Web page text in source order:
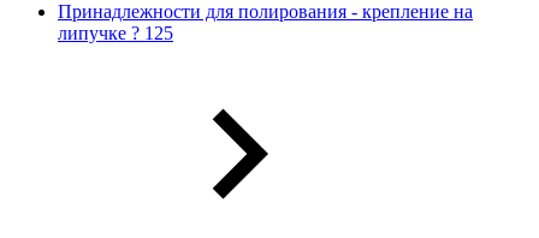
Принадлежности для полирования - крепление на
липучке ? 125